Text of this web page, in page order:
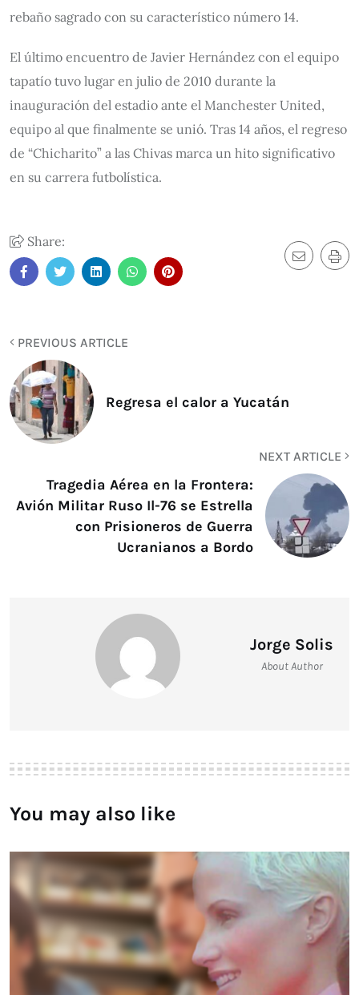
rebaño sagrado con su característico número 14.
El último encuentro de Javier Hernández con el equipo
tapatío tuvo lugar en julio de 2010 durante la
inauguración del estadio ante el Manchester United,
equipo al que finalmente se unió. Tras 14 años, el regreso
de “Chicharito” a las Chivas marca un hito significativo
en su carrera futbolística.
Share:
PREVIOUS ARTICLE
Regresa el calor a Yucatán
NEXT ARTICLE
Tragedia Aérea en la Frontera:
Avión Militar Ruso Il-76 se Estrella
con Prisioneros de Guerra
Ucranianos a Bordo
Jorge Solis
About Author
You may also like